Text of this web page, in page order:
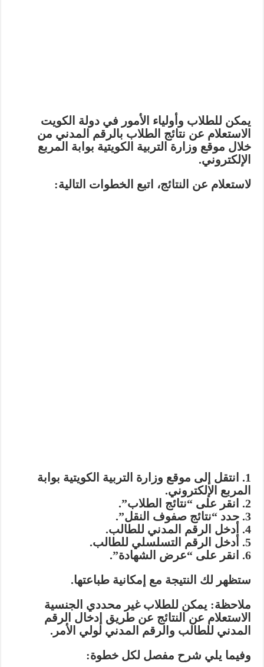
يمكن للطلاب وأولياء الأمور في دولة الكويت
الاستعلام عن نتائج الطلاب بالرقم المدني من
خلال موقع وزارة التربية الكويتية بوابة المربع
الإلكتروني.
لاستعلام عن النتائج، اتبع الخطوات التالية:
1. انتقل إلى موقع وزارة التربية الكويتية بوابة
المربع الإلكتروني.
2. انقر على “نتائج الطلاب”.
3. حدد “نتائج صفوف النقل”.
4. أدخل الرقم المدني للطالب.
5. أدخل الرقم التسلسلي للطالب.
6. انقر على “عرض الشهادة”.
ستظهر لك النتيجة مع إمكانية طباعتها.
ملاحظة: يمكن للطلاب غير محددي الجنسية
الاستعلام عن النتائج عن طريق إدخال الرقم
المدني للطالب والرقم المدني لولي الأمر.
وفيما يلي شرح مفصل لكل خطوة: